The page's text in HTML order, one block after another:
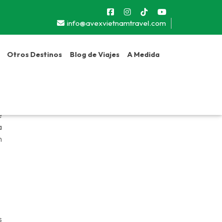
info@avexvietnamtravel.com
Otros Destinos Blog de Viajes A Medida